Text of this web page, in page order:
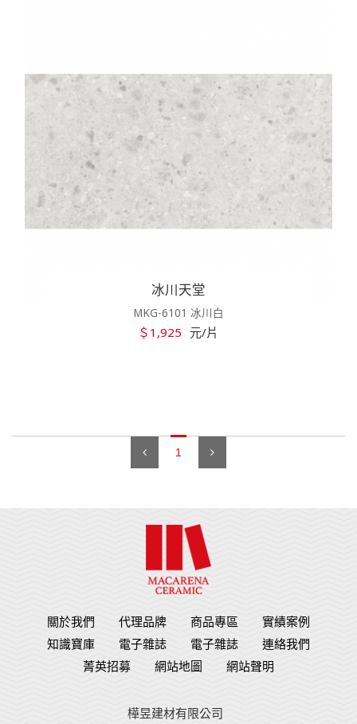
冰川天堂
MKG-6101 冰川白
＄1,925 元/片
1
關於我們 代理品牌 商品專區
實績案例
知識寶庫
電子雜誌 電子雜誌
連絡我們
菁英招募
網站地圖 網站聲明
樺昱建材有限公司